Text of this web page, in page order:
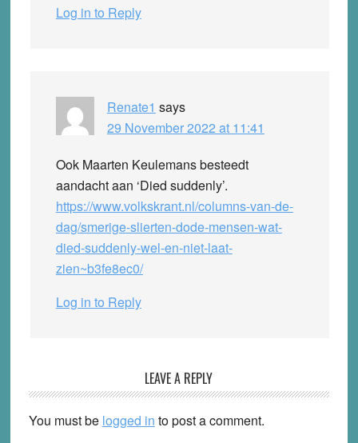
Log in to Reply
Renate1 says
29 November 2022 at 11:41
Ook Maarten Keulemans besteedt
aandacht aan ‘Died suddenly’.
https://www.volkskrant.nl/columns-van-de-
dag/smerige-slierten-dode-mensen-wat-
died-suddenly-wel-en-niet-laat-
zien~b3fe8ec0/
Log in to Reply
LEAVE A REPLY
You must be logged in to post a comment.